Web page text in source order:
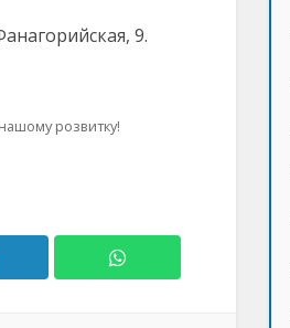
9.
розвитку!